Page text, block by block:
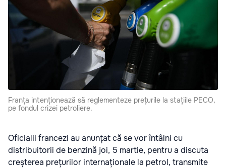
Franța intenționează să reglementeze prețurile la stațiile PECO,
pe fondul crizei petroliere.
Oficialii francezi au anunțat că se vor întâlni cu
distribuitorii de benzină joi, 5 martie, pentru a discuta
creșterea prețurilor internaționale la petrol, transmite